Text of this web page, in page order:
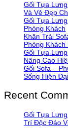
Gối Tựa
Và Vẻ Đẹp
Gối Tựa
Phòng Khách
Khăn Trải
Phòng
Gối Tựa
Nâng Cao
Gối Sofa –
Sống Hiện Đại
Recent
Gối Tựa
Trí Độc Đáo